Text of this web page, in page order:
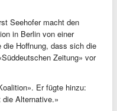
Seehofer macht den
in Berlin von einer
die Hoffnung, dass sich die
Zeitung» vor
Er fügte hinzu:
Alternative.»